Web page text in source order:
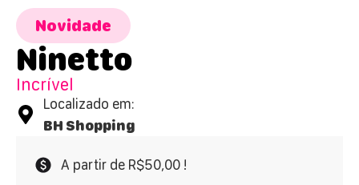
Novidade
Ninetto
Incrível
Localizado em:
BH Shopping
A partir de R$50,00 !